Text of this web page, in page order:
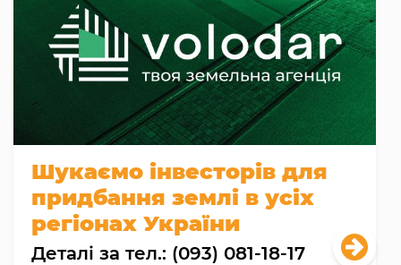
Шукаємо інвесторів для
придбання землі в усіх
регіонах України
Деталі за тел.: (093) 081-18-17